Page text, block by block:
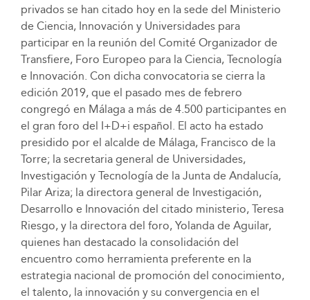
privados se han citado hoy en la sede del Ministerio
de Ciencia, Innovación y Universidades para
participar en la reunión del Comité Organizador de
Transfiere, Foro Europeo para la Ciencia, Tecnología
e Innovación. Con dicha convocatoria se cierra la
edición 2019, que el pasado mes de febrero
congregó en Málaga a más de 4.500 participantes en
el gran foro del I+D+i español. El acto ha estado
presidido por el alcalde de Málaga, Francisco de la
Torre; la secretaria general de Universidades,
Investigación y Tecnología de la Junta de Andalucía,
Pilar Ariza; la directora general de Investigación,
Desarrollo e Innovación del citado ministerio, Teresa
Riesgo, y la directora del foro, Yolanda de Aguilar,
quienes han destacado la consolidación del
encuentro como herramienta preferente en la
estrategia nacional de promoción del conocimiento,
el talento, la innovación y su convergencia en el